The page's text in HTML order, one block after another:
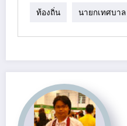
ท้องถิ่น นายกเทศบาล